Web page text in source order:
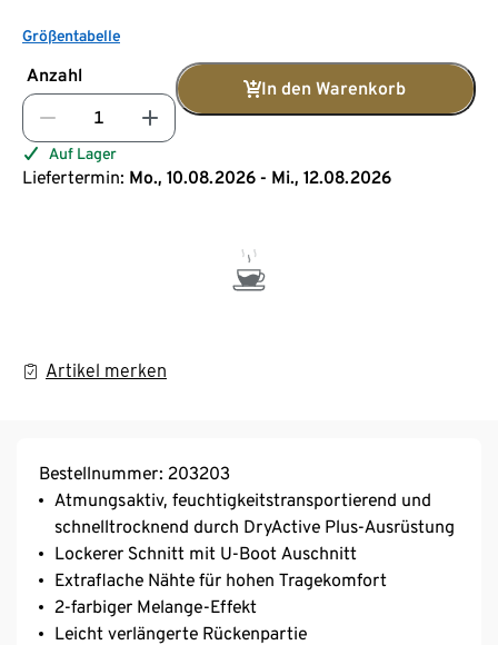
Größentabelle
Anzahl
In den Warenkorb
Auf Lager
Liefertermin: Mo., 10.08.2026 - Mi., 12.08.2026
Artikel merken
Bestellnummer: 203203
Atmungsaktiv, feuchtigkeitstransportierend und
schnelltrocknend durch DryActive Plus-Ausrüstung
Lockerer Schnitt mit U-Boot Auschnitt
Extraflache Nähte für hohen Tragekomfort
2-farbiger Melange-Effekt
Leicht verlängerte Rückenpartie